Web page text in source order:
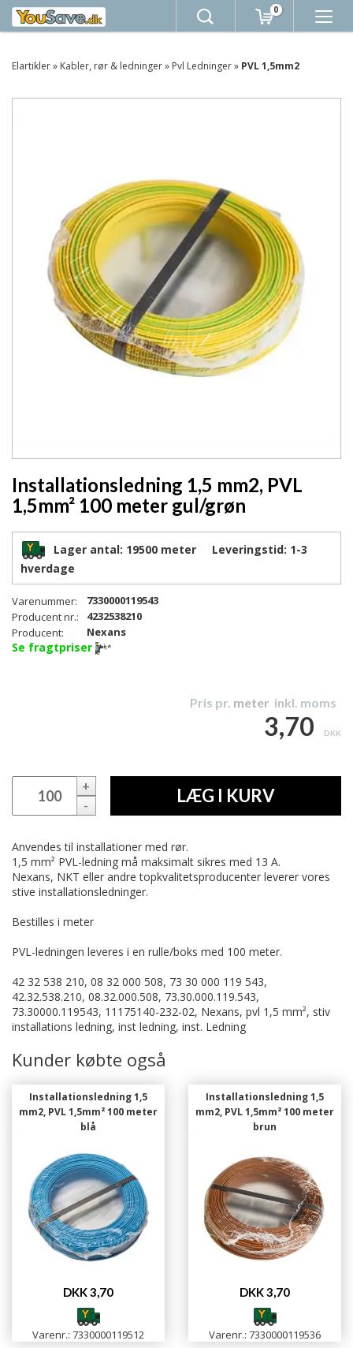
0
Elartikler» Kabler, rør & ledninger» Pvl Ledninger» PVL 1,5mm2
Installationsledning 1,5 mm2, PVL
1,5mm² 100 meter gul/grøn
Lager antal: 19500 meter Leveringstid: 1-3
hverdage
Varenummer:
7330000119543
Producent nr.:
4232538210
Producent:
Nexans
Se fragtpriser
Pris pr. meter inkl. moms
3,70 DKK
+
-
LÆG I KURV
Anvendes til installationer med rør.
1,5 mm² PVL-ledning må maksimalt sikres med 13 A.
Nexans, NKT eller andre topkvalitetsproducenter leverer vores
stive installationsledninger.
Bestilles i meter
PVL-ledningen leveres i en rulle/boks med 100 meter.
42 32 538 210, 08 32 000 508, 73 30 000 119 543,
42.32.538.210, 08.32.000.508, 73.30.000.119.543,
73.30000.119543, 11175140-232-02, Nexans, pvl 1,5 mm², stiv
installations ledning, inst ledning, inst. Ledning
Kunder købte også
Installationsledning 1,5
mm2, PVL 1,5mm² 100 meter
blå
DKK 3,70
Varenr.: 7330000119512
Installationsledning 1,5
mm2, PVL 1,5mm² 100 meter
brun
DKK 3,70
Varenr.: 7330000119536